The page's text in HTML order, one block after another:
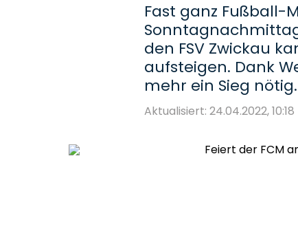
Fast ganz Fußball-
den FSV Zwickau
aufsteigen. Dank
mehr ein Sieg nötig.
Aktualisiert: 24.04.2022, 10:18